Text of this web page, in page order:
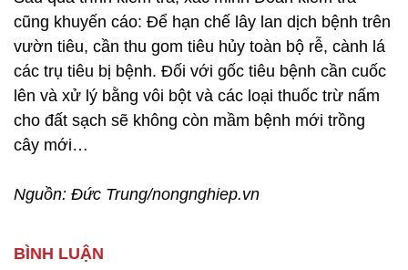
cũng khuyến cáo: Để hạn chế lây lan dịch bệnh trên
vườn tiêu, cần thu gom tiêu hủy toàn bộ rễ, cành lá
các trụ tiêu bị bệnh. Đối với gốc tiêu bệnh cần cuốc
lên và xử lý bằng vôi bột và các loại thuốc trừ nấm
cho đất sạch sẽ không còn mầm bệnh mới trồng
cây mới…
Nguồn: Đức Trung/nongnghiep.vn